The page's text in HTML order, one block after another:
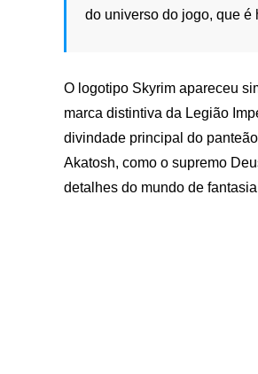
do universo do jogo, que é
O logotipo Skyrim apareceu
marca distintiva da Legião
divindade principal do
Akatosh, como o supremo
detalhes do mundo de